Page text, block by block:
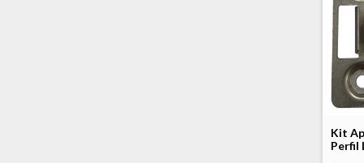
Kit
Perfil